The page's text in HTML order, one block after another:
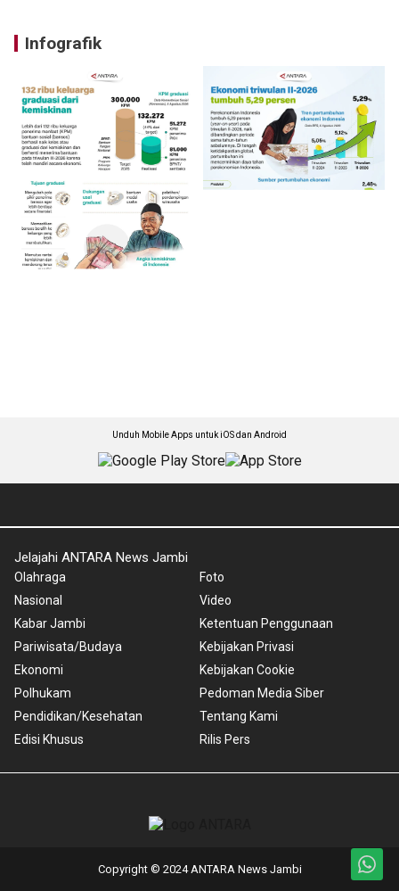
Infografik
Unduh Mobile Apps untuk iOS dan Android
Jelajahi ANTARA News Jambi
Olahraga
Nasional
Kabar Jambi
Pariwisata/Budaya
Ekonomi
Polhukam
Pendidikan/Kesehatan
Edisi Khusus
Foto
Video
Ketentuan Penggunaan
Kebijakan Privasi
Kebijakan Cookie
Pedoman Media Siber
Tentang Kami
Rilis Pers
Copyright © 2024 ANTARA News Jambi